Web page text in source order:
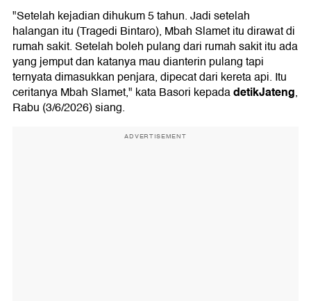
"Setelah kejadian dihukum 5 tahun. Jadi setelah
halangan itu (Tragedi Bintaro), Mbah Slamet itu dirawat di
rumah sakit. Setelah boleh pulang dari rumah sakit itu ada
yang jemput dan katanya mau dianterin pulang tapi
ternyata dimasukkan penjara, dipecat dari kereta api. Itu
ceritanya Mbah Slamet," kata Basori kepadadetikJateng,
Rabu (3/6/2026) siang.
ADVERTISEMENT